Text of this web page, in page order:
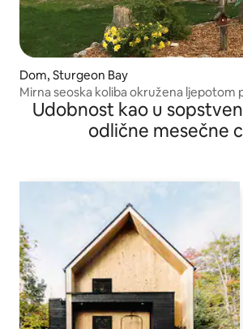
Dom, Sturgeon Bay
Mirna seoska koliba okružena ljepotom
Udobnost kao u
odlične mesečne